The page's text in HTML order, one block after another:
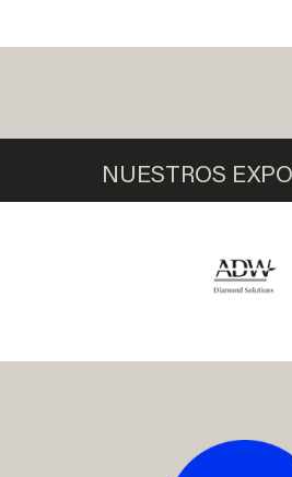
NUESTROS